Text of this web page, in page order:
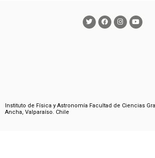
Instituto de Física y Astronomía Facultad de Ciencias
Ancha, Valparaíso. Chile